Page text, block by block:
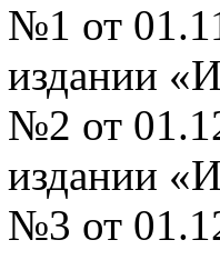
№1 от
издании
№2 от
издании
№3 от